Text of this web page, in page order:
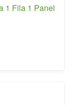
1 Fila 1 Panel